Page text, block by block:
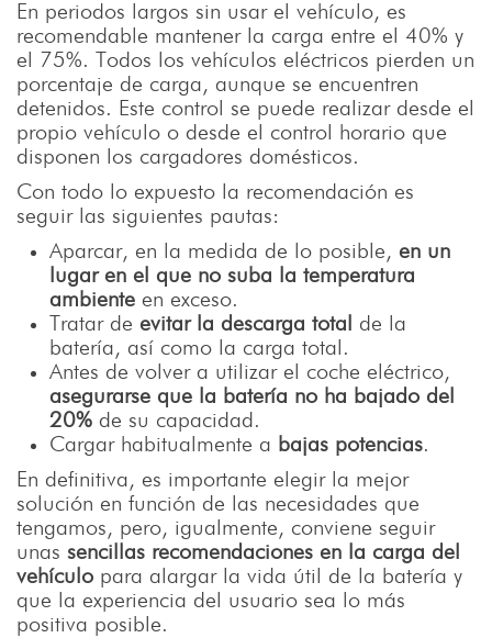
En periodos largos sin usar el vehículo, es
recomendable mantener la carga entre el 40% y
el 75%. Todos los vehículos eléctricos pierden un
porcentaje de carga, aunque se encuentren
detenidos. Este control se puede realizar desde el
propio vehículo o desde el control horario que
disponen los cargadores domésticos.
Con todo lo expuesto la recomendación es
seguir las siguientes pautas:
Aparcar, en la medida de lo posible, en un
lugar en el que no suba la temperatura
ambiente en exceso.
Tratar de evitar la descarga total
de la
batería, así como la carga total.
Antes de volver a utilizar el coche eléctrico,
asegurarse que la batería no ha bajado del
20% de su capacidad.
Cargar habitualmente a bajas potencias.
En definitiva, es importante elegir la mejor
solución en función de las necesidades que
tengamos, pero, igualmente, conviene seguir
unas sencillas recomendaciones en la carga del
vehículo para alargar la vida útil de la batería y
que la experiencia del usuario sea lo más
positiva posible.